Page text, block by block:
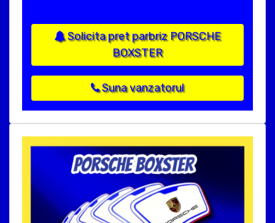
Solicita pret parbriz PORSCHE
BOXSTER
Suna vanzatorul